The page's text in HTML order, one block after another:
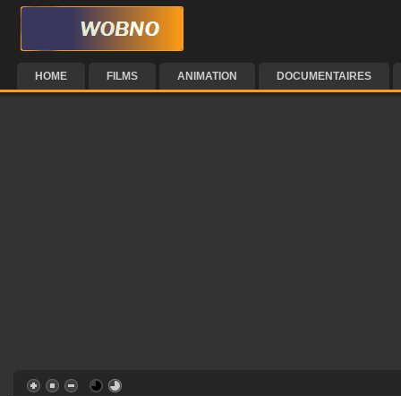
HOME FILMS ANIMATION DOCUMENTAIRES